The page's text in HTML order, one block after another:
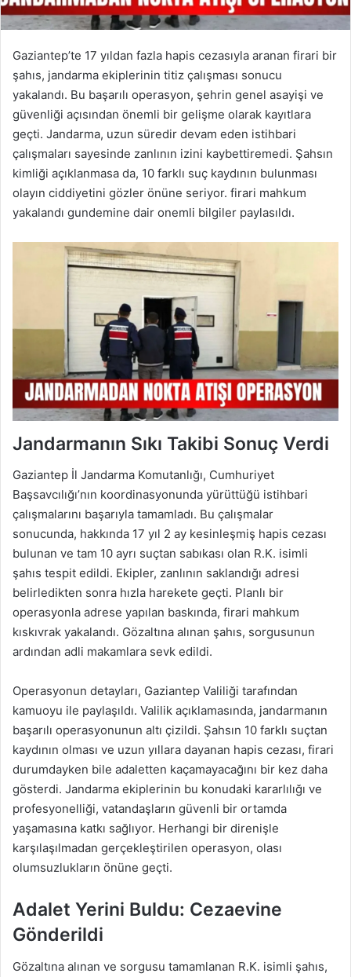
Gaziantep’te 17 yıldan fazla hapis cezasıyla aranan firari bir
şahıs, jandarma ekiplerinin titiz çalışması sonucu
yakalandı. Bu başarılı operasyon, şehrin genel asayişi ve
güvenliği açısından önemli bir gelişme olarak kayıtlara
geçti. Jandarma, uzun süredir devam eden istihbari
çalışmaları sayesinde zanlının izini kaybettiremedi. Şahsın
kimliği açıklanmasa da, 10 farklı suç kaydının bulunması
olayın ciddiyetini gözler önüne seriyor. firari mahkum
yakalandı gundemine dair onemli bilgiler paylasıldı.
Jandarmanın Sıkı Takibi Sonuç Verdi
Gaziantep İl Jandarma Komutanlığı, Cumhuriyet
Başsavcılığı’nın koordinasyonunda yürüttüğü istihbari
çalışmalarını başarıyla tamamladı. Bu çalışmalar
sonucunda, hakkında 17 yıl 2 ay kesinleşmiş hapis cezası
bulunan ve tam 10 ayrı suçtan sabıkası olan R.K. isimli
şahıs tespit edildi. Ekipler, zanlının saklandığı adresi
belirledikten sonra hızla harekete geçti. Planlı bir
operasyonla adrese yapılan baskında, firari mahkum
kıskıvrak yakalandı. Gözaltına alınan şahıs, sorgusunun
ardından adli makamlara sevk edildi.
Operasyonun detayları, Gaziantep Valiliği tarafından
kamuoyu ile paylaşıldı. Valilik açıklamasında, jandarmanın
başarılı operasyonunun altı çizildi. Şahsın 10 farklı suçtan
kaydının olması ve uzun yıllara dayanan hapis cezası, firari
durumdayken bile adaletten kaçamayacağını bir kez daha
gösterdi. Jandarma ekiplerinin bu konudaki kararlılığı ve
profesyonelliği, vatandaşların güvenli bir ortamda
yaşamasına katkı sağlıyor. Herhangi bir direnişle
karşılaşılmadan gerçekleştirilen operasyon, olası
olumsuzlukların önüne geçti.
Adalet Yerini Buldu: Cezaevine
Gönderildi
Gözaltına alınan ve sorgusu tamamlanan R.K. isimli şahıs,